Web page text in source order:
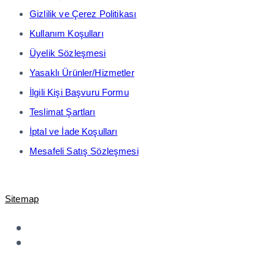
Gizlilik ve Çerez Politikası
Kullanım Koşulları
Üyelik Sözleşmesi
Yasaklı Ürünler/Hizmetler
İlgili Kişi Başvuru Formu
Teslimat Şartları
İptal ve İade Koşulları
Mesafeli Satış Sözleşmesi
Sitemap